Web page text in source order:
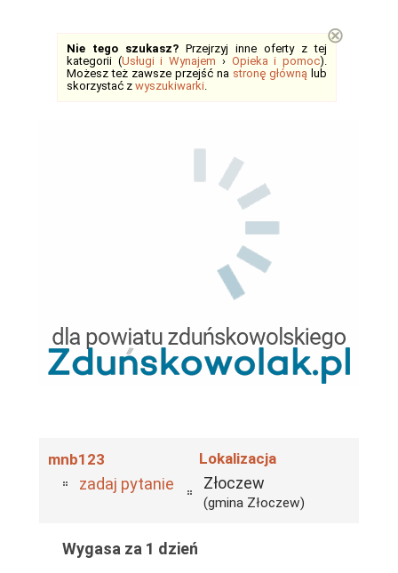
Nie tego szukasz? Przejrzyj inne oferty z tej
kategorii (Usługi i Wynajem › Opieka i pomoc).
Możesz też zawsze przejść na stronę główną lub
skorzystać z wyszukiwarki.
⊗
mnb123
zadaj pytanie
Lokalizacja
Złoczew
(gmina Złoczew)
Wygasa za 1 dzień